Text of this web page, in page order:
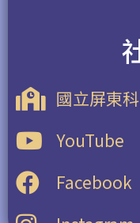
國立屏東
YouTube
Facebook